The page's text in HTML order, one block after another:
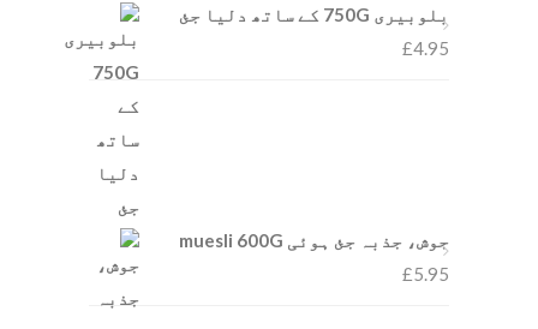
بلوبیری 750G کے ساتھ دلیا جئ
£4.95
جوش، جذبہ جئ ہوئی muesli 600G
£5.95